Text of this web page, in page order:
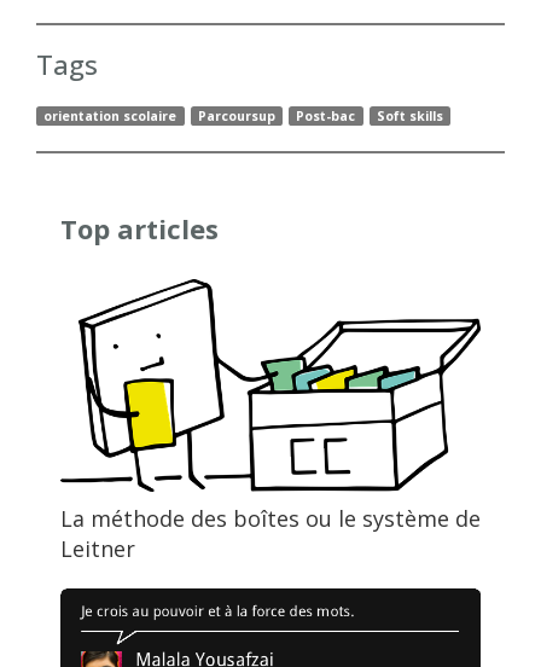
Tags
orientation scolaire Parcoursup Post-bac Soft skills
Top articles
La méthode des boîtes ou le système de
Leitner